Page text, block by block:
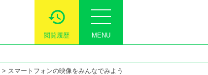
MENU
閲覧履歴
> スマートフォンの映像をみんなでみよう